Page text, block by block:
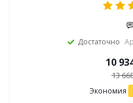
Достаточно
10
13
Экономия